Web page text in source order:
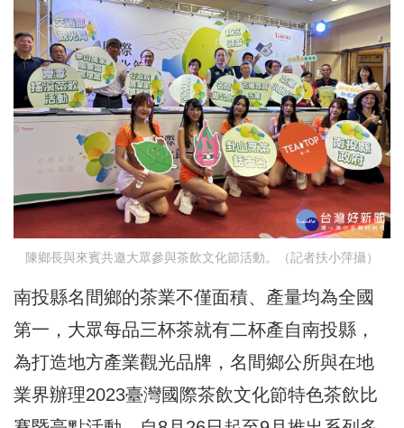
陳鄉長與來賓共邀大眾參與茶飲文化節活動。（記者扶小萍攝）
南投縣名間鄉的茶業不僅面積、產量均為全國
第一，大眾每品三杯茶就有二杯產自南投縣，
為打造地方產業觀光品牌，名間鄉公所與在地
業界辦理2023臺灣國際茶飲文化節特色茶飲比